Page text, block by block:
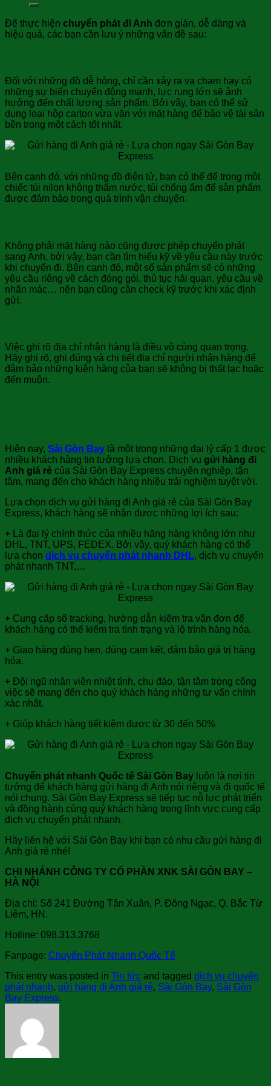
Để thực hiện chuyển phát đi Anh đơn giản, dễ dàng và
hiệu quả, các bạn cần lưu ý những vấn đề sau:
Đối với những đồ dễ hỏng, chỉ cần xảy ra va chạm hay có
những sự biến chuyển động mạnh, lực rung lớn sẽ ảnh
hưởng đến chất lượng sản phẩm. Bởi vậy, bạn có thể sử
dụng loại hộp carton vừa vặn với mặt hàng để bảo vệ tài sản
bên trong một cách tốt nhất.
Bên cạnh đó, với những đồ điện tử, bạn có thể để trong một
chiếc túi nilon không thấm nước, túi chống ẩm để sản phẩm
được đảm bảo trong quá trình vận chuyển.
Không phải mặt hàng nào cũng được phép chuyển phát
sang Anh, bởi vậy, bạn cần tìm hiểu kỹ về yêu cầu này trước
khi chuyển đi. Bên cạnh đó, một số sản phẩm sẽ có những
yêu cầu riêng về cách đóng gói, thủ tục hải quan, yêu cầu về
nhãn mác… nên bạn cũng cần check kỹ trước khi xác định
gửi.
Việc ghi rõ địa chỉ nhận hàng là điều vô cùng quan trọng.
Hãy ghi rõ, ghi đúng và chi tiết địa chỉ người nhận hàng để
đảm bảo những kiện hàng của bạn sẽ không bị thất lạc hoặc
đến muộn.
Hiện nay, Sài Gòn Bay là một trong những đại lý cấp 1 được
nhiều khách hàng tin tưởng lựa chọn. Dịch vụ gửi hàng đi
Anh giá rẻ của Sài Gòn Bay Express chuyên nghiệp, tận
tâm, mang đến cho khách hàng nhiều trải nghiệm tuyệt vời.
Lựa chọn dịch vụ gửi hàng đi Anh giá rẻ của Sài Gòn Bay
Express, khách hàng sẽ nhận được những lợi ích sau:
+ Là đại lý chính thức của nhiều hãng hàng không lớn như
DHL, TNT, UPS, FEDEX. Bởi vậy, quý khách hàng có thể
lựa chọn dịch vụ chuyển phát nhanh DHL, dịch vụ chuyển
phát nhanh TNT,…
+ Cung cấp số tracking, hướng dẫn kiểm tra vận đơn để
khách hàng có thể kiểm tra tình trạng và lộ trình hàng hóa.
+ Giao hàng đúng hẹn, đúng cam kết, đảm bảo giá trị hàng
hóa.
+ Đội ngũ nhân viên nhiệt tình, chu đáo, tận tâm trong công
việc sẽ mang đến cho quý khách hàng những tư vấn chính
xác nhất.
+ Giúp khách hàng tiết kiệm được từ 30 đến 50%
Chuyển phát nhanh Quốc tế Sài Gòn Bay luôn là nơi tin
tưởng để khách hàng gửi hàng đi Anh nói riêng và đi quốc tế
nói chung. Sài Gòn Bay Express sẽ tiếp tục nỗ lực phát triển
và đồng hành cùng quý khách hàng trong lĩnh vực cung cấp
dịch vụ chuyển phát nhanh.
Hãy liên hệ với Sài Gòn Bay khi bạn có nhu cầu gửi hàng đi
Anh giá rẻ nhé!
CHI NHÁNH CÔNG TY CỔ PHẦN XNK SÀI GÒN BAY –
HÀ NỘI
Địa chỉ: Số 241 Đường Tân Xuân, P. Đông Ngạc, Q. Bắc Từ
Liêm, HN.
Hotline: 098.313.3768
Fanpage: Chuyển Phát Nhanh Quốc Tế
This entry was posted in Tin tức and tagged dịch vụ chuyển
phát nhanh, gửi hàng đi Anh giá rẻ, Sài Gòn Bay, Sài Gòn
Bay Express.